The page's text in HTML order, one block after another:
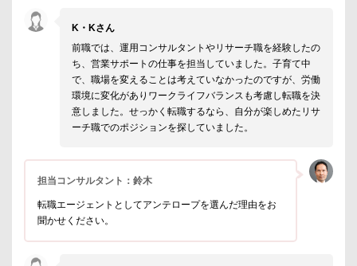
K・Kさん
前職では、運用コンサルタントやリサーチ職を経験したの
ち、営業サポートの仕事を担当していました。子育て中
で、職場を変えることは考えていなかったのですが、労働
環境に変化がありワークライフバランスも考慮し転職を決
意しました。せっかく転職するなら、自分が楽しめたリサ
ーチ職でのポジションを探していました。
担当コンサルタント：鈴木
転職エージェントとしてアンテロープを選んだ理由をお
聞かせください。